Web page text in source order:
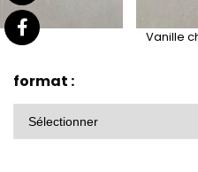
Vanille
format :